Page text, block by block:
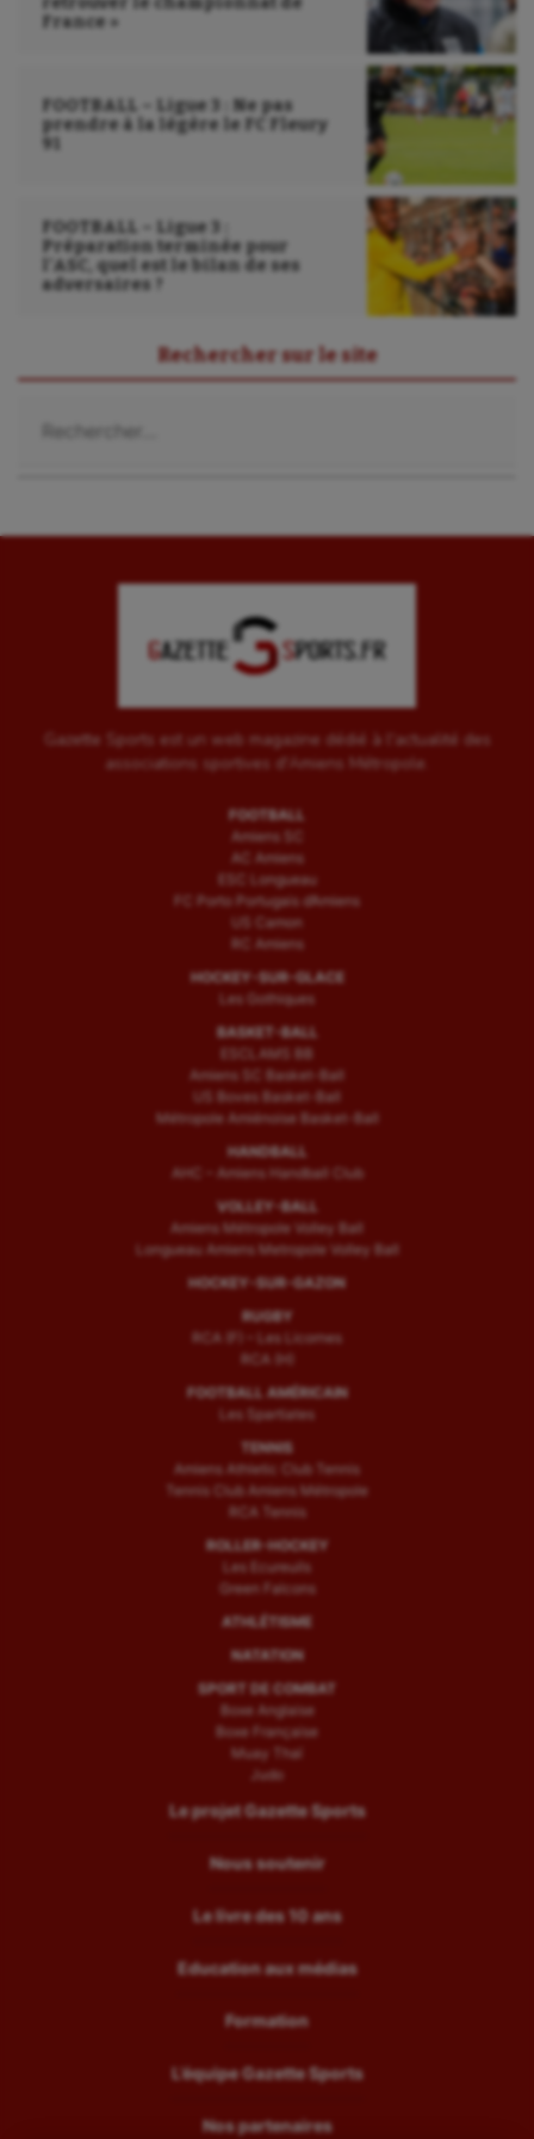
Sport-entreprise
Tir
Tir à l'arc
Ultimate frisbee
France »
FOOTBALL – Ligue 3 : Ne pas
prendre à la légère le FC Fleury
91
FOOTBALL – Ligue 3 :
Préparation terminée pour
l’ASC, quel est le bilan de ses
adversaires ?
Rechercher sur le site
Gazette Sports est un web magazine dédié à l'actualité des
associations sportives d'Amiens Métropole.
FOOTBALL
Amiens SC
AC Amiens
ESC Longueau
FC Porto Portugais d’Amiens
US Camon
RC Amiens
HOCKEY-SUR-GLACE
Les Gothiques
BASKET-BALL
ESCLAMS BB
Amiens SC Basket-Ball
US Boves Basket-Ball
Métropole Amiénoise Basket-Ball
HANDBALL
AHC – Amiens Handball Club
VOLLEY-BALL
Amiens Métropole Volley Ball
Longueau Amiens Metropole Volley Ball
HOCKEY-SUR-GAZON
RUGBY
RCA (F) – Les Licornes
RCA (H)
FOOTBALL AMÉRICAIN
Les Spartiates
TENNIS
Amiens Athletic Club Tennis
Tennis Club Amiens Métropole
RCA Tennis
ROLLER-HOCKEY
Les Ecureuils
Green Falcons
ATHLÉTISME
NATATION
SPORT DE COMBAT
Boxe Anglaise
Boxe Française
Muay Thaï
Judo
Le projet Gazette Sports
Nous soutenir
Le livre des 10 ans
Education aux médias
Formation
L’équipe Gazette Sports
Nos partenaires